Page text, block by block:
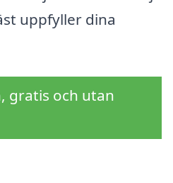
uppfyller dina
gratis och utan